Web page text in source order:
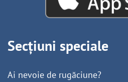
Secțiuni speciale
Ai nevoie de rugăciune?